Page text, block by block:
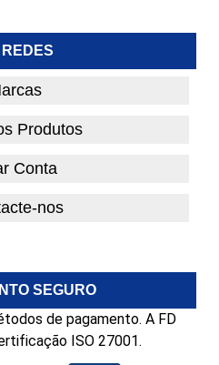
REDES
Produtos
Conta
nos
SEGURO
de pagamento. A FD
ISO 27001.